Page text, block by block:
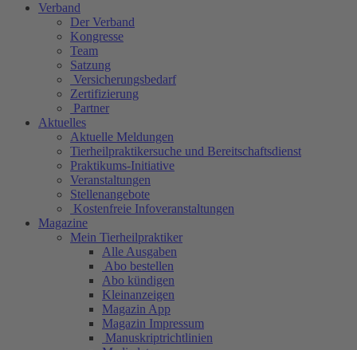
Verband
Der Verband
Kongresse
Team
Satzung
Versicherungsbedarf
Zertifizierung
Partner
Aktuelles
Aktuelle Meldungen
Tierheilpraktikersuche und Bereitschaftsdienst
Praktikums-Initiative
Veranstaltungen
Stellenangebote
Kostenfreie Infoveranstaltungen
Magazine
Mein Tierheilpraktiker
Alle Ausgaben
Abo bestellen
Abo kündigen
Kleinanzeigen
Magazin App
Magazin Impressum
Manuskriptrichtlinien